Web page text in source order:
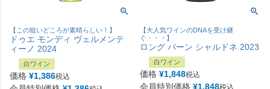
【この狙いどころが素晴らしい！】
ドゥエ モンディ ヴェルメンテ
ィーノ 2024
白ワイン
価格 ¥1,386税込
【大人気ワインのDNAを受け継
ぐ・・・】
ロング バーン シャルドネ 2023
白ワイン
価格 ¥1,848税込
会員特別価格 ¥1,848